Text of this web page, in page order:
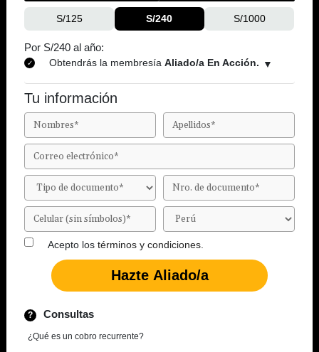
S/125 S/240 S/1000
Por S/240 al año:
Obtendrás la membresía Aliado/a En Acción.
Tu información
Acepto los términos y condiciones.
Consultas
¿Qué es un cobro recurrente?